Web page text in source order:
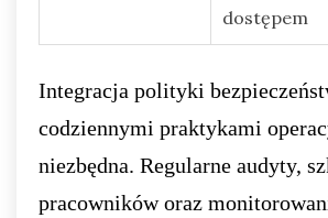
dostępem
Integracja polityki
codziennymi praktykami
niezbędna. Regularne audyty,
pracowników oraz